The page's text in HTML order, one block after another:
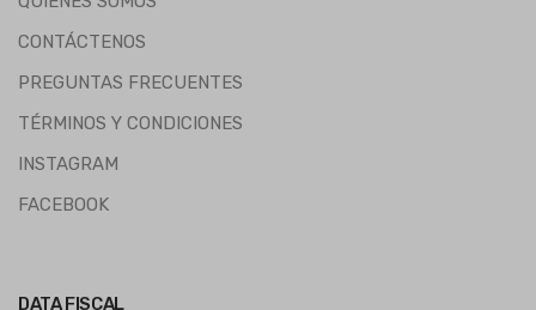
CONTÁCTENOS
PREGUNTAS FRECUENTES
TÉRMINOS Y CONDICIONES
INSTAGRAM
FACEBOOK
DATA FISCAL